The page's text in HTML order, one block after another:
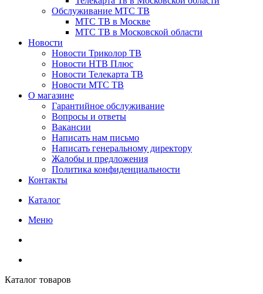
Обслуживание МТС ТВ
МТС ТВ в Москве
МТС ТВ в Московской области
Новости
Новости Триколор ТВ
Новости НТВ Плюс
Новости Телекарта ТВ
Новости МТС ТВ
О магазине
Гарантийное обслуживание
Вопросы и ответы
Вакансии
Написать нам письмо
Написать генеральному директору
Жалобы и предложения
Политика конфиденциальности
Контакты
Каталог
Меню
Каталог товаров